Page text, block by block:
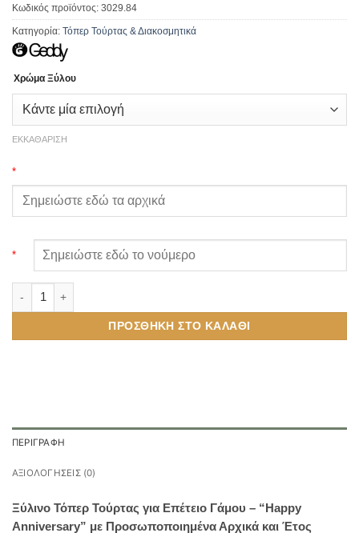
Κωδικός προϊόντος: 3029.84
Κατηγορία: Τόπερ Τούρτας & Διακοσμητικά
Χρώμα Ξύλου
ΕΚΚΑΘΆΡΙΣΗ
*
*
Ξύλινο Τόπερ Τούρτας για Επέτειο Γάμου ποσότητα
ΠΡΟΣΘΉΚΗ ΣΤΟ ΚΑΛΆΘΙ
ΠΕΡΙΓΡΑΦΉ
ΑΞΙΟΛΟΓΉΣΕΙΣ (0)
Ξύλινο Τόπερ Τούρτας για Επέτειο Γάμου – “Happy
Anniversary” με Προσωποποιημένα Αρχικά και Έτος